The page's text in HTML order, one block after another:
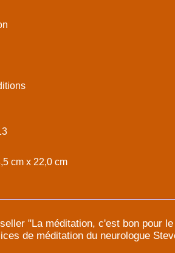
cm x 22,0 cm
"La méditation, c'est bon pour
de méditation du neurologue